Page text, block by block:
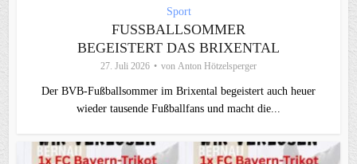
Sport
FUSSBALLSOMMER B
EGEISTERT DAS BRIXENTAL
27. Juli 2026 von Anton Hötzelsperger
Der BVB-Fußballsommer im Brixental begeistert auch heuer
wieder tausende Fußballfans und macht die...